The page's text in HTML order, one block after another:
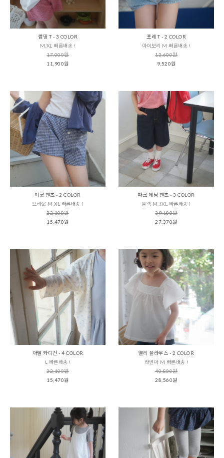
썸띵 T - 3 COLOR
M,XL 빠른배송 !
17,000원
11,900원
포레 T - 2 COLOR
아이보리 M 빠른배송 !
13,600원
9,520원
미코 팬츠 - 2 COLOR
브라운 M,XL 빠른배송 !
22,100원
15,470원
파크 데님 팬츠 - 3 COLOR
블랙 M,JXL 빠른배송 !
39,100원
27,370원
아벨 카디건 - 4 COLOR
L 빠른배송 !
22,100원
15,470원
엘리 블라우스 - 2 COLOR
라벤더 M 빠른배송 !
40,800원
28,560원